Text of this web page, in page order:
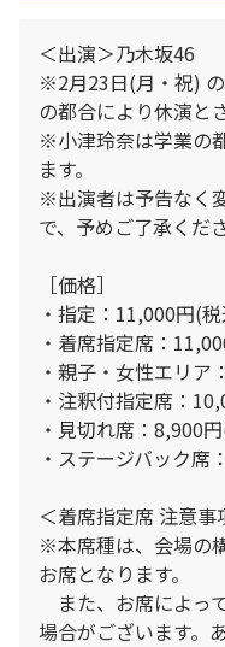
＜出演＞乃木坂46
※2月23日(月・祝)
の都合により休演と
※⼩津玲奈は学業の
ます。
※出演者は予告なく
で、予めご了承くだ
［価格］
・指定：11,000円(
・着席指定席：
・親子・女性エリア
・注釈付指定席：
・見切れ席：8,900
・ステージバック席
＜着席指定席 注意事
※本席種は、会場の
お席となります。
また、お席によっ
場合がございます。